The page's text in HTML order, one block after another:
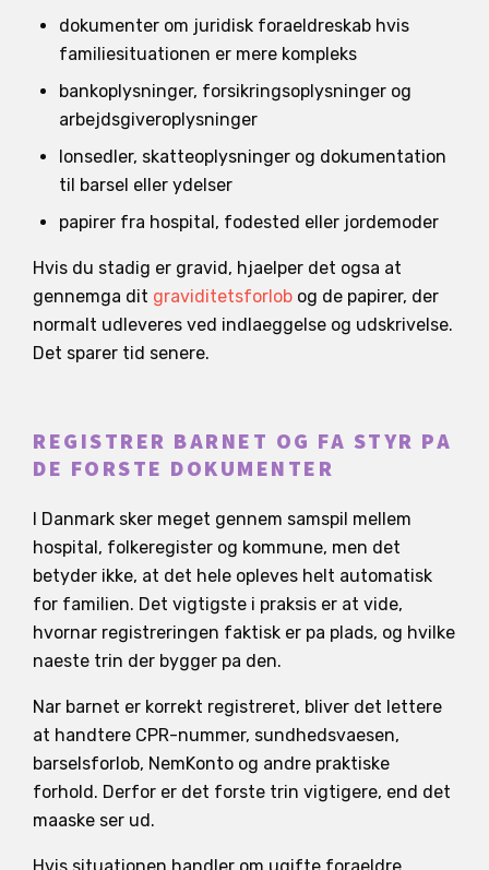
dokumenter om juridisk foraeldreskab hvis
familiesituationen er mere kompleks
bankoplysninger, forsikringsoplysninger og
arbejdsgiveroplysninger
lonsedler, skatteoplysninger og dokumentation
til barsel eller ydelser
papirer fra hospital, fodested eller jordemoder
Hvis du stadig er gravid, hjaelper det ogsa at
gennemga dit graviditetsforlob og de papirer, der
normalt udleveres ved indlaeggelse og udskrivelse.
Det sparer tid senere.
REGISTRER BARNET OG FA STYR PA
DE FORSTE DOKUMENTER
I Danmark sker meget gennem samspil mellem
hospital, folkeregister og kommune, men det
betyder ikke, at det hele opleves helt automatisk
for familien. Det vigtigste i praksis er at vide,
hvornar registreringen faktisk er pa plads, og hvilke
naeste trin der bygger pa den.
Nar barnet er korrekt registreret, bliver det lettere
at handtere CPR-nummer, sundhedsvaesen,
barselsforlob, NemKonto og andre praktiske
forhold. Derfor er det forste trin vigtigere, end det
maaske ser ud.
Hvis situationen handler om ugifte foraeldre,